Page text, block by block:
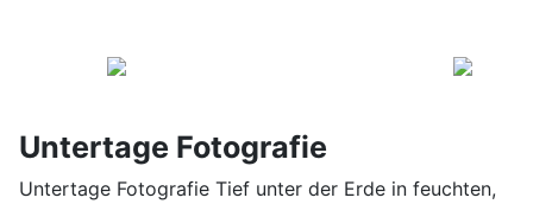
Untertage Fotografie
Untertage Fotografie Tief unter der Erde in feuchten,